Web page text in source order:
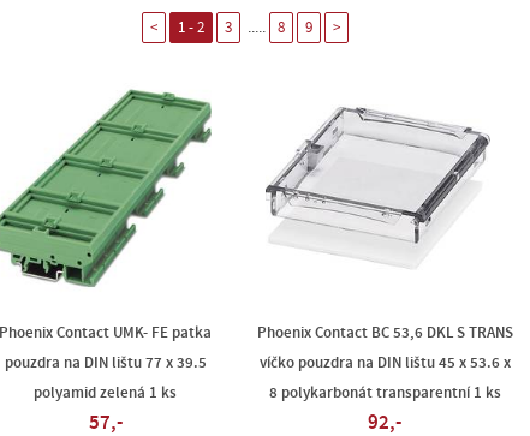
< 1 - 2 3 ..... 8 9 >
Phoenix Contact UMK- FE patka
pouzdra na DIN lištu 77 x 39.5
polyamid zelená 1 ks
57,-
Phoenix Contact BC 53,6 DKL S TRANS
víčko pouzdra na DIN lištu 45 x 53.6 x
8 polykarbonát transparentní 1 ks
92,-